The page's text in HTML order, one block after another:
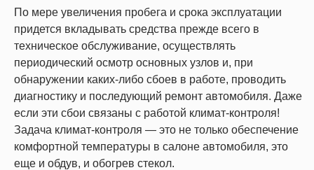
По мере увеличения пробега и срока эксплуатации
придется вкладывать средства прежде всего в
техническое обслуживание, осуществлять
периодический осмотр основных узлов и, при
обнаружении каких-либо сбоев в работе, проводить
диагностику и последующий ремонт автомобиля. Даже
если эти сбои связаны с работой климат-контроля!
Задача климат-контроля — это не только обеспечение
комфортной температуры в салоне автомобиля, это
еще и обдув, и обогрев стекол.